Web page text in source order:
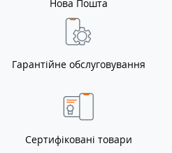
Нова Пошта
Гарантійне обслуговування
Сертифіковані товари